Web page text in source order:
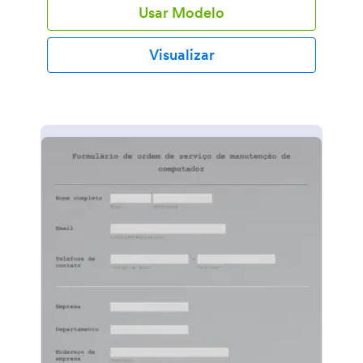
Usar Modelo
Visualizar